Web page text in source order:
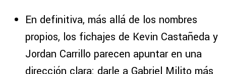
En definitiva, más allá de los nombres
propios, los fichajes de Kevin Castañeda y
Jordan Carrillo parecen apuntar en una